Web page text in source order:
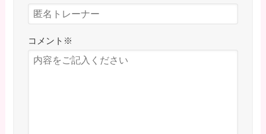
コメント ※